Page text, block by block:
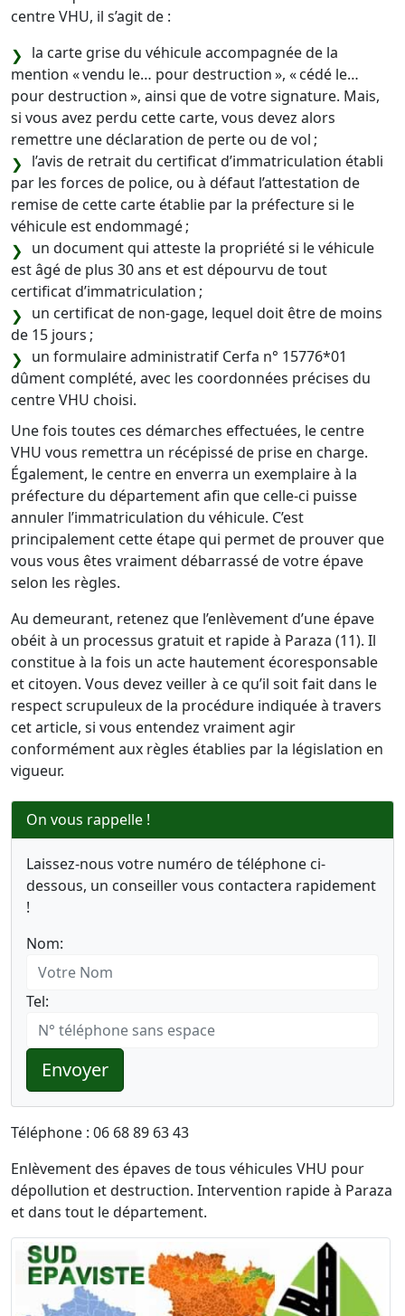
centre VHU, il s’agit de :
la carte grise du véhicule accompagnée de la
mention « vendu le… pour destruction », « cédé le…
pour destruction », ainsi que de votre signature. Mais,
si vous avez perdu cette carte, vous devez alors
remettre une déclaration de perte ou de vol ;
l’avis de retrait du certificat d’immatriculation établi
par les forces de police, ou à défaut l’attestation de
remise de cette carte établie par la préfecture si le
véhicule est endommagé ;
un document qui atteste la propriété si le véhicule
est âgé de plus 30 ans et est dépourvu de tout
certificat d’immatriculation ;
un certificat de non-gage, lequel doit être de moins
de 15 jours ;
un formulaire administratif Cerfa n° 15776*01
dûment complété, avec les coordonnées précises du
centre VHU choisi.
Une fois toutes ces démarches effectuées, le centre
VHU vous remettra un récépissé de prise en charge.
Également, le centre en enverra un exemplaire à la
préfecture du département afin que celle-ci puisse
annuler l’immatriculation du véhicule. C’est
principalement cette étape qui permet de prouver que
vous vous êtes vraiment débarrassé de votre épave
selon les règles.
Au demeurant, retenez que l’enlèvement d’une épave
obéit à un processus gratuit et rapide à Paraza (11). Il
constitue à la fois un acte hautement écoresponsable
et citoyen. Vous devez veiller à ce qu’il soit fait dans le
respect scrupuleux de la procédure indiquée à travers
cet article, si vous entendez vraiment agir
conformément aux règles établies par la législation en
vigueur.
On vous rappelle !
Laissez-nous votre numéro de téléphone ci-
dessous, un conseiller vous contactera rapidement
!
Nom:
Tel:
Envoyer
Téléphone : 06 68 89 63 43
Enlèvement des épaves de tous véhicules VHU pour
dépollution et destruction. Intervention rapide à Paraza
et dans tout le département.